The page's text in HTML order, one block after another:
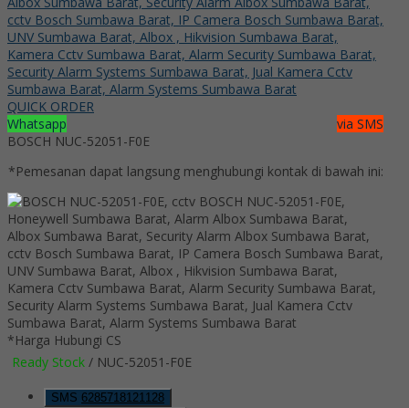
QUICK ORDER
Whatsapp
via SMS
BOSCH NUC-52051-F0E
*Pemesanan dapat langsung menghubungi kontak di bawah ini:
*Harga Hubungi CS
Ready Stock / NUC-52051-F0E
SMS 6285718121128